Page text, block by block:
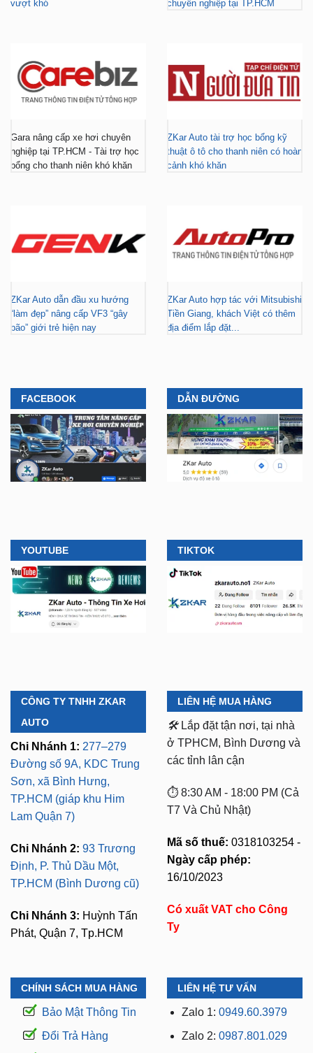
vượt khó chuyên nghiệp tại TP.HCM
Gara nâng cấp xe hơi chuyên
nghiệp tại TP.HCM - Tài trợ học
bổng cho thanh niên khó khăn
ZKar Auto tài trợ học bổng kỹ
thuật ô tô cho thanh niên có hoàn
cảnh khó khăn
ZKar Auto dẫn đầu xu hướng
“làm đẹp” nâng cấp VF3 “gây
bão” giới trẻ hiện nay
ZKar Auto hợp tác với Mitsubishi
Tiền Giang, khách Việt có thêm
địa điểm lắp đặt...
FACEBOOK DẪN ĐƯỜNG
YOUTUBE TIKTOK
CÔNG TY TNHH ZKAR
AUTO
Chi Nhánh 1: 277–279
Đường số 9A, KDC Trung
Sơn, xã Bình Hưng,
TP.HCM (giáp khu Him
Lam Quận 7)
Chi Nhánh 2: 93 Trương
Định, P. Thủ Dầu Một,
TP.HCM (Bình Dương cũ)
Chi Nhánh 3: Huỳnh Tấn
Phát, Quận 7, Tp.HCM
LIÊN HỆ MUA HÀNG
🛠️ Lắp đặt tận nơi, tại nhà
ở TPHCM, Bình Dương và
các tỉnh lân cận
⏱️ 8:30 AM - 18:00 PM (Cả
T7 Và Chủ Nhật)
Mã số thuế: 0318103254 -
Ngày cấp phép:
16/10/2023
Có xuất VAT cho Công
Ty
CHÍNH SÁCH MUA HÀNG
Bảo Mật Thông Tin
Đổi Trả Hàng
LIÊN HỆ TƯ VẤN
Zalo 1: 0949.60.3979
Zalo 2: 0987.801.029